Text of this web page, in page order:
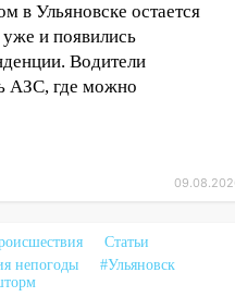
в Ульяновске остается
и появились
Водители
АЗС, где можно
Статьи
непогоды
#Ульяновск